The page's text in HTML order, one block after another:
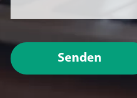
Senden